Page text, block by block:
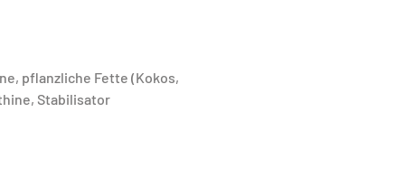
pflanzliche Fette (Kokos,
Stabilisator